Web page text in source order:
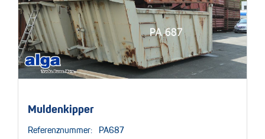
Muldenkipper
Referenznummer: PA687